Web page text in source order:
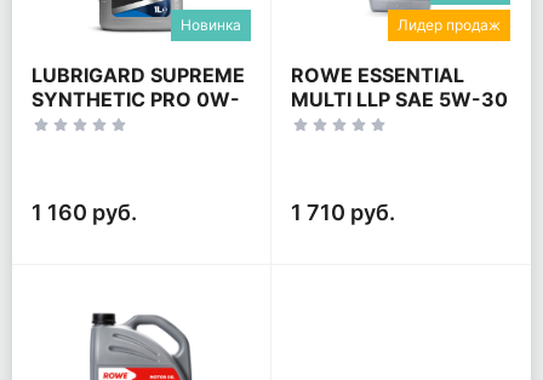
Новинка
LUBRIGARD SUPREME
SYNTHETIC PRO 0W-
20
1 160 руб.
Лидер продаж
ROWE ESSENTIAL
MULTI LLP SAE 5W-30
1 710 руб.